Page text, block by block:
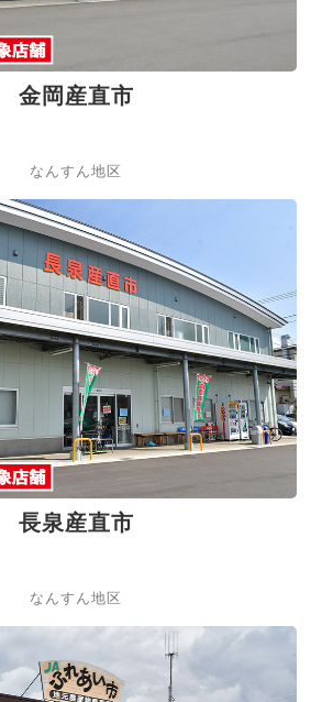
金岡産直市
なんすん地区
長泉産直市
なんすん地区